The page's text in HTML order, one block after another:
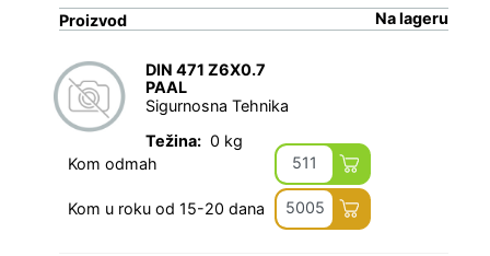
Proizvod Na lageru
DIN 471 Z6X0.7
PAAL
Sigurnosna Tehnika
Težina: 0 kg
Kom odmah
511
Kom u roku od 15-20 dana 5005